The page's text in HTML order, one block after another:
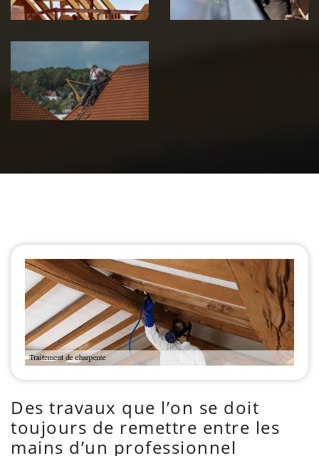
Urgence fuite
de toiture 39
Jura
Des travaux que l’on se doit
toujours de remettre entre les
mains d’un professionnel